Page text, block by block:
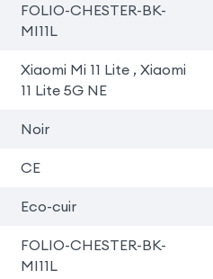
FOLIO-CHESTER-BK-
MI11L
Xiaomi Mi 11 Lite , Xiaomi
11 Lite 5G NE
Noir
CE
Eco-cuir
FOLIO-CHESTER-BK-
MI11L